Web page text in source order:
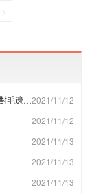
2021/11/12
的影響
2021/11/12
2021/11/13
2021/11/13
2021/11/13